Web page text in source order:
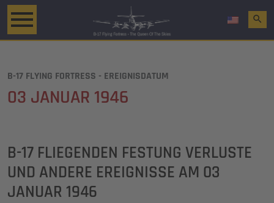
search
B-17 FLYING FORTRESS - EREIGNISDATUM
03 JANUAR 1946
B-17 FLIEGENDEN FESTUNG VERLUSTE
UND ANDERE EREIGNISSE AM 03
JANUAR 1946